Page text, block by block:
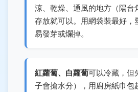
涼、乾燥、通風的地方（陽台
存放就可以。用網袋裝最好，
易發芽或爛掉。
紅蘿蔔、白蘿蔔可以冷藏，但
子會搶水分），用廚房紙巾包